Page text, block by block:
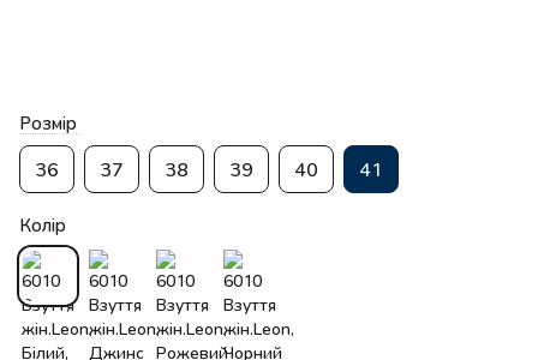
Розмір
36 37 38 39 40 41
Колір